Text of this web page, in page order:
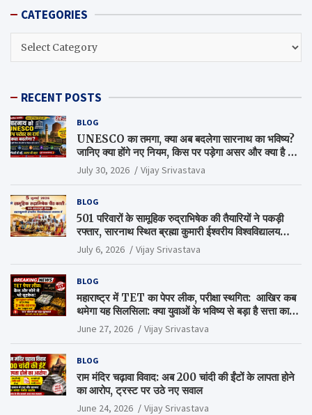
CATEGORIES
CATEGORIES
RECENT POSTS
BLOG
UNESCO का तमगा, क्या अब बदलेगा सारनाथ का भविष्य?
जानिए क्या होंगे नए नियम, किस पर पड़ेगा असर और क्या है पूरा
सच
July 30, 2026 Vijay Srivastava
BLOG
501 परिवारों के सामूहिक रुद्राभिषेक की तैयारियों ने पकड़ी
रफ्तार, सारनाथ स्थित ब्रह्मा कुमारी ईश्वरीय विश्वविद्यालय
परिसर में हुई अहम बैठक
July 6, 2026 Vijay Srivastava
BLOG
महाराष्ट्र में TET का पेपर लीक, परीक्षा स्थगित: आखिर कब
थमेगा यह सिलसिला: क्या युवाओं के भविष्य से बड़ा है सत्ता का
गणित?
June 27, 2026 Vijay Srivastava
BLOG
राम मंदिर चढ़ावा विवाद: अब 200 चांदी की ईंटों के लापता होने
का आरोप, ट्रस्ट पर उठे नए सवाल
June 24, 2026 Vijay Srivastava